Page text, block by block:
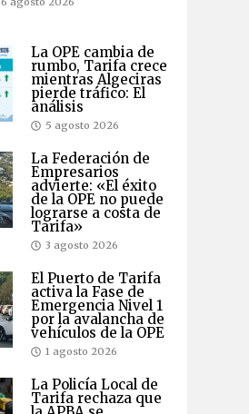
La OPE cambia de
rumbo, Tarifa crece
mientras Algeciras
pierde tráfico: El
análisis
5 agosto 2026
La Federación de
Empresarios
advierte: «El éxito
de la OPE no puede
lograrse a costa de
Tarifa»
3 agosto 2026
El Puerto de Tarifa
activa la Fase de
Emergencia Nivel 1
por la avalancha de
vehículos de la OPE
1 agosto 2026
La Policía Local de
Tarifa rechaza que